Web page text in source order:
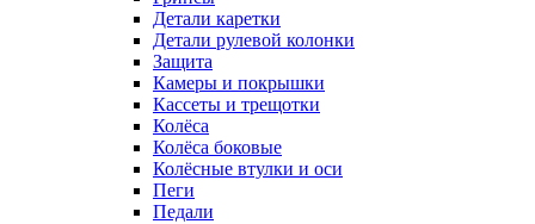
Детали каретки
Детали рулевой колонки
Защита
Камеры и покрышки
Кассеты и трещотки
Колёса
Колёса боковые
Колёсные втулки и оси
Пеги
Педали